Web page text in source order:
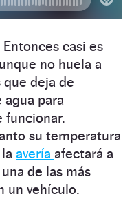
Entonces casi es
no huela a
deja de
para
funcionar.
su temperatura
avería afectará a
de las más
un vehículo.